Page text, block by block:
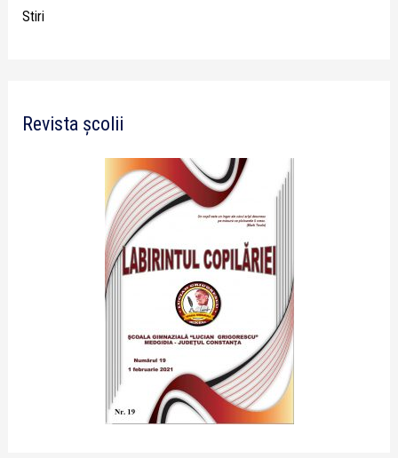
Stiri
Revista școlii